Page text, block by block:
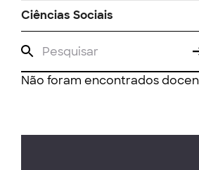
Ciências Sociais
Não foram encontrados